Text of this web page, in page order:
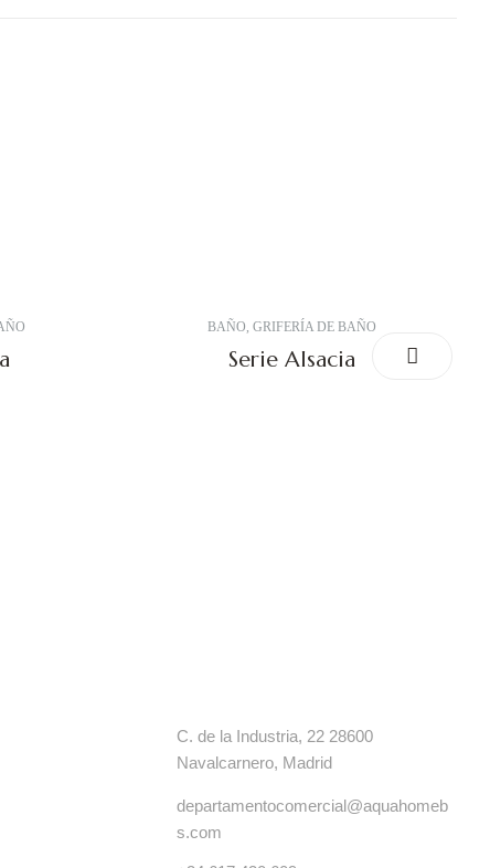
BAÑO,GRIFERÍA DE BAÑO
Serie Alsacia
C. de la Industria, 22 28600
Navalcarnero, Madrid
departamentocomercial@aquahomeb
s.com